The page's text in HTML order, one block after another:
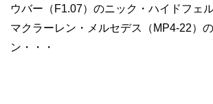
ウバー（F1.07）のニック・ハイドフェ
マクラーレン・メルセデス（MP4-22）
ン・・・